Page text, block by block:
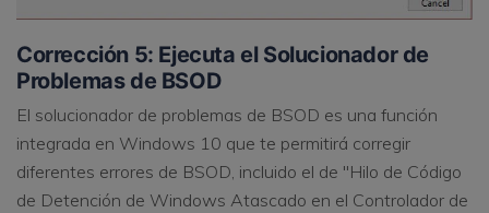
Corrección 5: Ejecuta el Solucionador de
Problemas de BSOD
El solucionador de problemas de BSOD es una función
integrada en Windows 10 que te permitirá corregir
diferentes errores de BSOD, incluido el de "Hilo de Código
de Detención de Windows Atascado en el Controlador de